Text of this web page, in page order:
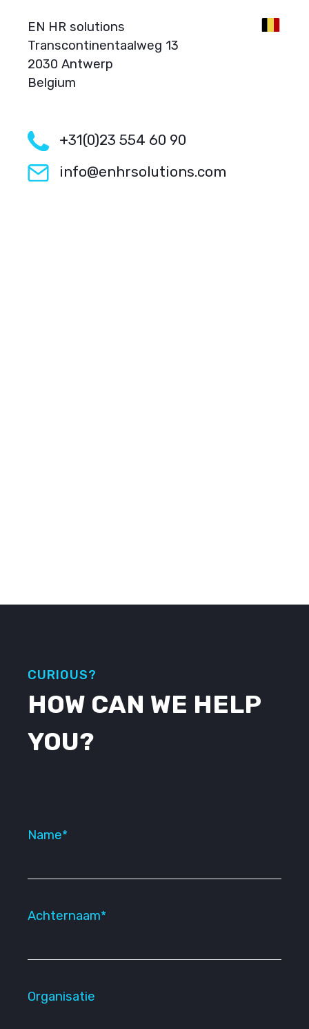
EN HR solutions
Transcontinentaalweg 13
2030 Antwerp
Belgium
+31(0)23 554 60 90
info@enhrsolutions.com
CURIOUS?
HOW CAN WE HELP
YOU?
Name*
Achternaam*
Organisatie